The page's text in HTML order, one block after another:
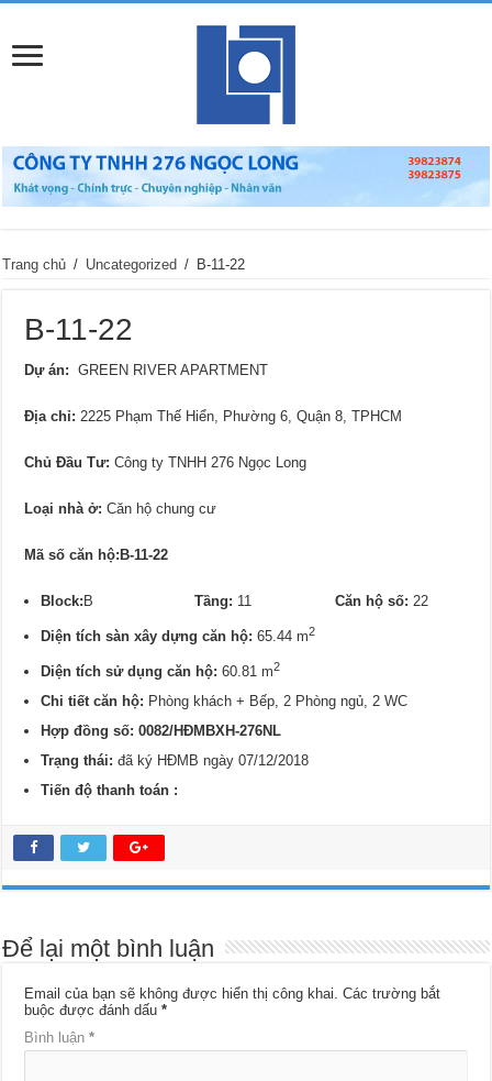
Trang chủ / Uncategorized / B-11-22
B-11-22
Dự án: GREEN RIVER APARTMENT
Địa chỉ: 2225 Phạm Thế Hiển, Phường 6, Quận 8, TPHCM
Chủ Đầu Tư: Công ty TNHH 276 Ngọc Long
Loại nhà ở: Căn hộ chung cư
Mã số căn hộ:B-11-22
Block:BTầng: 11Căn hộ số: 22
Diện tích sàn xây dựng căn hộ:65.44 m2
Diện tích sử dụng căn hộ: 60.81 m2
Chi tiết căn hộ: Phòng khách + Bếp, 2 Phòng ngủ, 2 WC
Hợp đồng số: 0082/HĐMBXH-276NL
Trạng thái:đã ký HĐMB ngày 07/12/2018
Tiến độ thanh toán :
Để lại một bình luận
Email của bạn sẽ không được hiển thị công khai. Các trường bắt
buộc được đánh dấu*
Bình luận*